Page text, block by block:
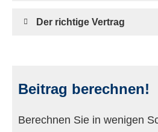
Der richtige Vertrag
Beitrag berechnen!
Berechnen Sie in wenigen